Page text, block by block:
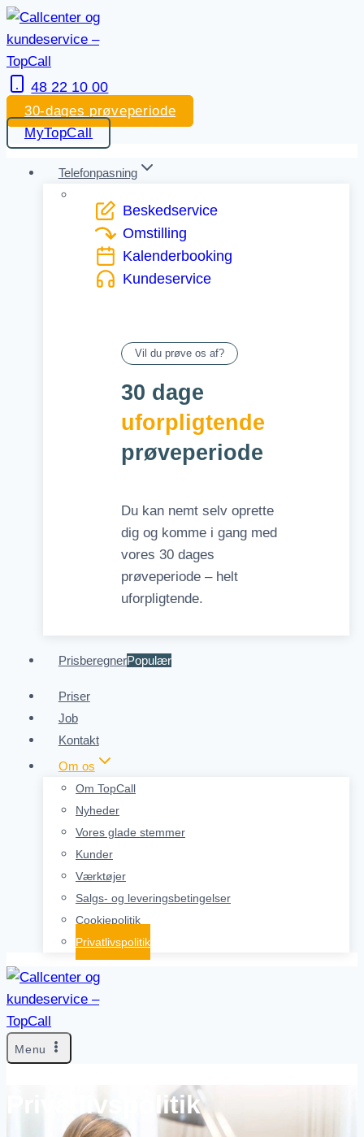
Skip
to
content
48 22 10 00
30-dages prøveperiode
MyTopCall
Telefonpasning
Beskedservice
Omstilling
Kalenderbooking
Kundeservice
Vil du prøve os af?
30 dage
uforpligtende
prøveperiode
Du kan nemt selv oprette
dig og komme i gang med
vores 30 dages
prøveperiode – helt
uforpligtende.
PrisberegnerPopulær
Priser
Job
Kontakt
Om os
Om TopCall
Nyheder
Vores glade stemmer
Kunder
Værktøjer
Salgs- og leveringsbetingelser
Cookiepolitik
Privatlivspolitik
Menu
Privatlivspolitik